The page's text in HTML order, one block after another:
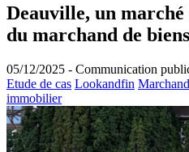
Deauville, un
du marchand de
05/12/2025 - Communication
Etude de cas Lookandfin
immobilier